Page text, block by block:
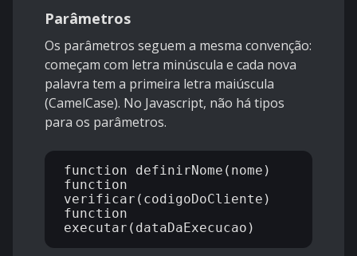
Parâmetros
Os parâmetros seguem a mesma convenção:
começam com letra minúscula e cada nova
palavra tem a primeira letra maiúscula
(CamelCase). No Javascript, não há tipos
para os parâmetros.
function definirNome(nome)
function
verificar(codigoDoCliente)
function